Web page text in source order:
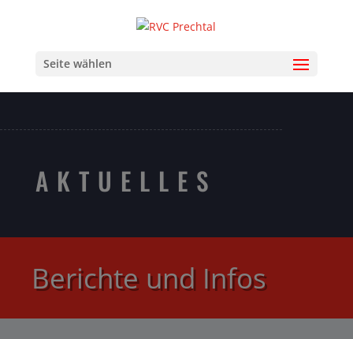
Seite wählen
AKTUELLES
Berichte und Infos